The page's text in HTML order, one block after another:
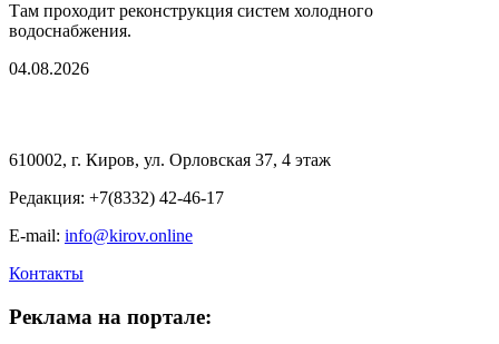
Там проходит реконструкция систем холодного
водоснабжения.
04.08.2026
610002, г. Киров, ул. Орловская 37, 4 этаж
Редакция: +7(8332) 42-46-17
E-mail: info@kirov.online
Контакты
Реклама на портале: